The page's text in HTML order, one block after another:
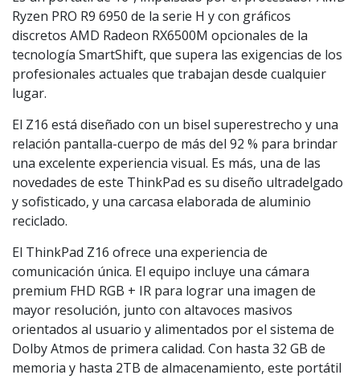
Ryzen PRO R9 6950 de la serie H y con gráficos
discretos AMD Radeon RX6500M opcionales de la
tecnología SmartShift, que supera las exigencias de los
profesionales actuales que trabajan desde cualquier
lugar.
El Z16 está diseñado con un bisel superestrecho y una
relación pantalla-cuerpo de más del 92 % para brindar
una excelente experiencia visual. Es más, una de las
novedades de este ThinkPad es su diseño ultradelgado
y sofisticado, y una carcasa elaborada de aluminio
reciclado.
El ThinkPad Z16 ofrece una experiencia de
comunicación única. El equipo incluye una cámara
premium FHD RGB + IR para lograr una imagen de
mayor resolución, junto con altavoces masivos
orientados al usuario y alimentados por el sistema de
Dolby Atmos de primera calidad. Con hasta 32 GB de
memoria y hasta 2TB de almacenamiento, este portátil